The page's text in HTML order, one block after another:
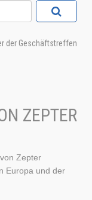
der Geschäftstreffen
ZEPTER
Zepter
Europa und der